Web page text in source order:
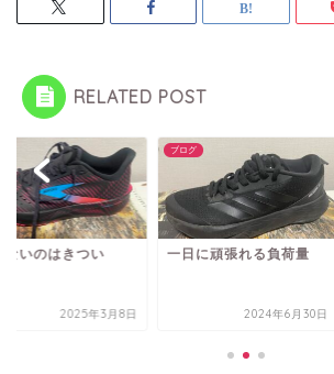
RELATED POST
ないのはきつい
2025年3月8日
ブログ
一日に頑張れる負荷量
2024年6月30日